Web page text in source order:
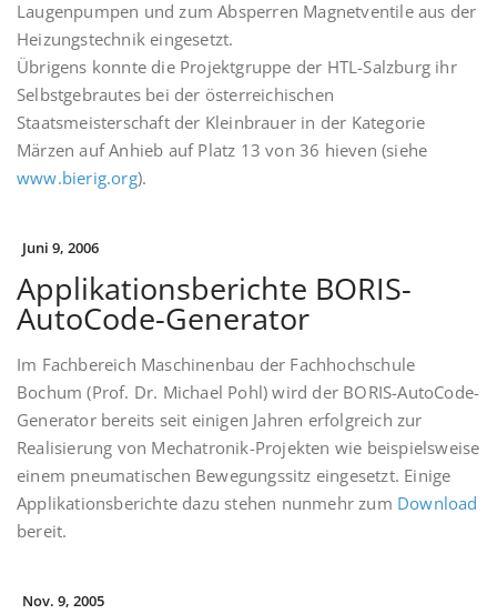
Laugenpumpen und zum Absperren Magnetventile aus der
Heizungstechnik eingesetzt.
Übrigens konnte die Projektgruppe der HTL-Salzburg ihr
Selbstgebrautes bei der österreichischen
Staatsmeisterschaft der Kleinbrauer in der Kategorie
Märzen auf Anhieb auf Platz 13 von 36 hieven (siehe
www.bierig.org).
Juni 9, 2006
Applikationsberichte BORIS-
AutoCode-Generator
Im Fachbereich Maschinenbau der Fachhochschule
Bochum (Prof. Dr. Michael Pohl) wird der BORIS-AutoCode-
Generator bereits seit einigen Jahren erfolgreich zur
Realisierung von Mechatronik-Projekten wie beispielsweise
einem pneumatischen Bewegungssitz eingesetzt. Einige
Applikationsberichte dazu stehen nunmehr zum Download
bereit.
Nov. 9, 2005